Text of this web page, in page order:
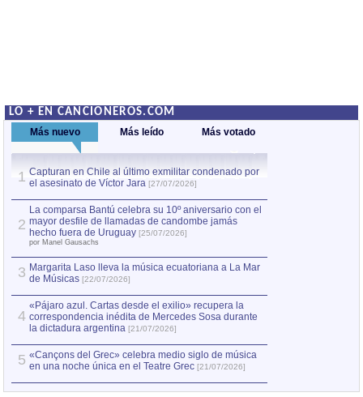
LO + EN CANCIONEROS.COM
Más nuevo Más leído Más votado
1 Capturan en Chile al último exmilitar condenado por
el asesinato de Víctor Jara [27/07/2026]
2
La comparsa Bantú celebra su 10º aniversario con el
mayor desfile de llamadas de candombe jamás
hecho fuera de Uruguay [25/07/2026]
por Manel Gausachs
3 Margarita Laso lleva la música ecuatoriana a La Mar
de Músicas [22/07/2026]
4
«Pájaro azul. Cartas desde el exilio» recupera la
correspondencia inédita de Mercedes Sosa durante
la dictadura argentina [21/07/2026]
5 «Cançons del Grec» celebra medio siglo de música
en una noche única en el Teatre Grec [21/07/2026]